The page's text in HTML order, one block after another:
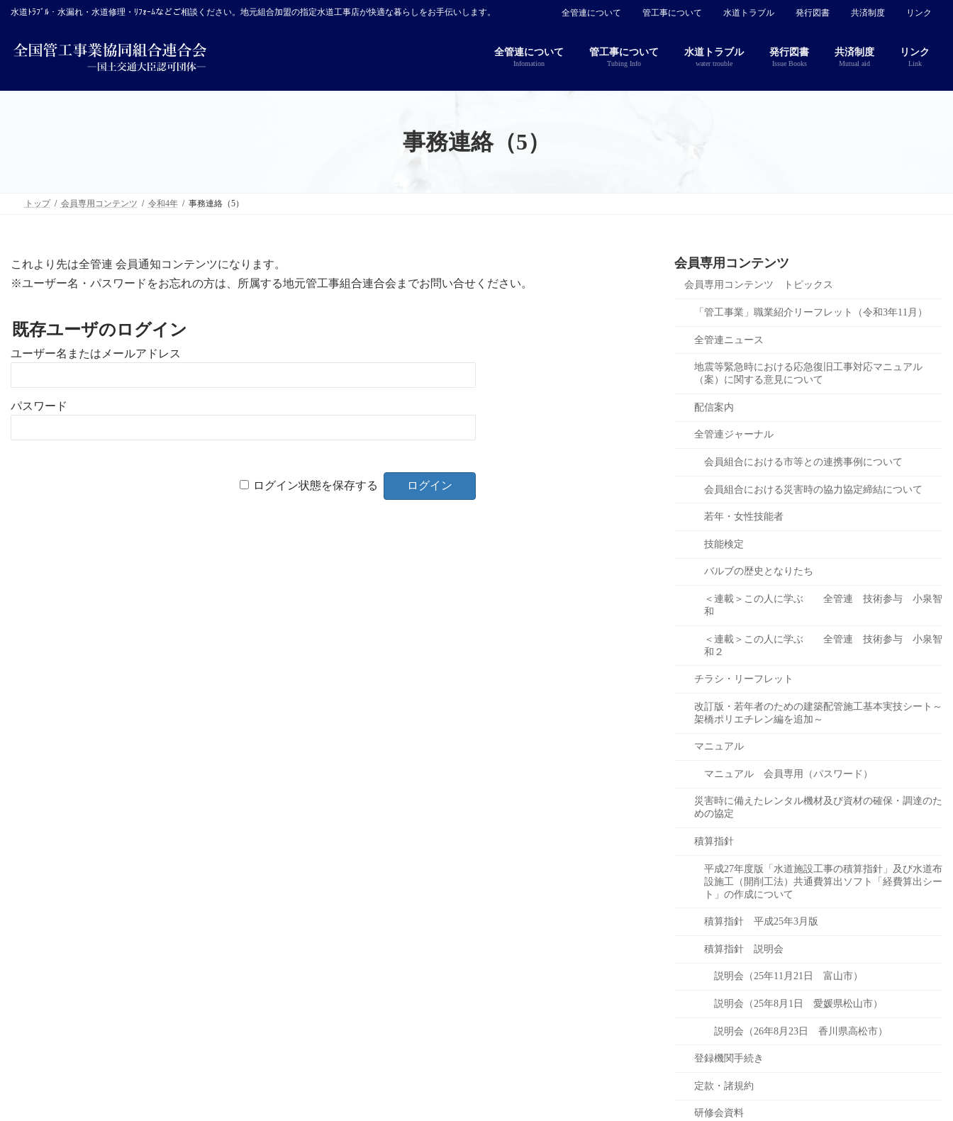
水道ﾄﾗﾌﾞﾙ・水漏れ・水道修理・ﾘﾌｫｰﾑなどご相談ください。地元組合加盟の指定水道工事店が快適な暮らしをお手伝いします。 全管連について 管工事について 水道トラブル 発行図書 共済制度 リンク
全管連について
Infomation
管工事について
Tubing Info
水道トラブル
water trouble
発行図書
Issue Books
共済制度
Mutual aid
リンク
Link
事務連絡（5）
トップ 会員専用コンテンツ 令和4年 事務連絡（5）
これより先は全管連 会員通知コンテンツになります。
※ユーザー名・パスワードをお忘れの方は、所属する地元管工事組合連合会までお問い合せください。
既存ユーザのログイン
ユーザー名またはメールアドレス
パスワード
ログイン状態を保存する
会員専用コンテンツ
会員専用コンテンツ トピックス
「管工事業」職業紹介リーフレット（令和3年11月）
全管連ニュース
地震等緊急時における応急復旧工事対応マニュアル
（案）に関する意見について
配信案内
全管連ジャーナル
会員組合における市等との連携事例について
会員組合における災害時の協力協定締結について
若年・女性技能者
技能検定
バルブの歴史となりたち
＜連載＞この人に学ぶ 全管連 技術参与 小泉智
和
＜連載＞この人に学ぶ 全管連 技術参与 小泉智
和２
チラシ・リーフレット
改訂版・若年者のための建築配管施工基本実技シート～
架橋ポリエチレン編を追加～
マニュアル
マニュアル 会員専用（パスワード）
災害時に備えたレンタル機材及び資材の確保・調達のた
めの協定
積算指針
平成27年度版「水道施設工事の積算指針」及び水道布
設施工（開削工法）共通費算出ソフト「経費算出シー
ト」の作成について
積算指針 平成25年3月版
積算指針 説明会
説明会（25年11月21日 富山市）
説明会（25年8月1日 愛媛県松山市）
説明会（26年8月23日 香川県高松市）
登録機関手続き
定款・諸規約
研修会資料